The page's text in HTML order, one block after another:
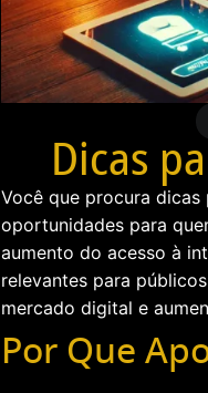
Dicas
Você que procura
oportunidades para
aumento do acesso à
relevantes para
mercado digital e
Por Que